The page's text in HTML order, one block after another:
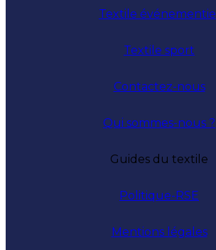
Textile événementiel
Textile sport
Contactez-nous
Qui sommes-nous ?
Guides du textile
Politique-RSE
Mentions légales